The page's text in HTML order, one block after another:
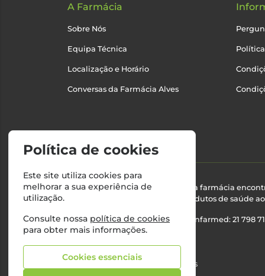
A Farmácia
Sobre Nós
Equipa Técnica
Localização e Horário
Conversas da Farmácia Alves
Esta farmácia
produtos de saúde
Nº Infarmed: 21 798
©2026 Todos os direitos reservados
Política de cookies
Este site utiliza cookies para
melhorar a sua experiência de
utilização.
Consulte nossa política de cookies
para obter mais informações.
Cookies essenciais